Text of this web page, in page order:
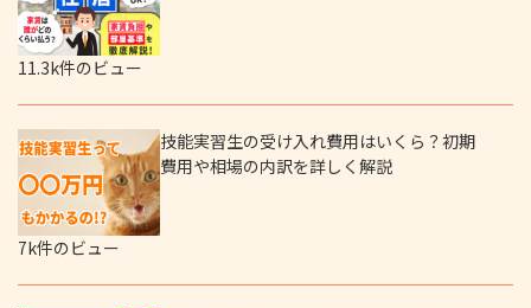
11.3k件のビュー
技能実習生の受け入れ費用はいくら？初期
費用や相場の内訳を詳しく解説
7k件のビュー